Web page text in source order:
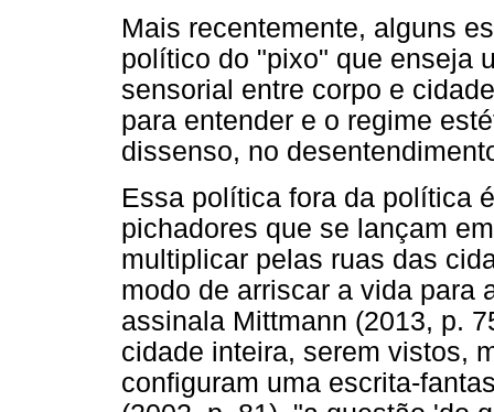
Mais recentemente, alguns
político do "pixo" que enseja
sensorial entre corpo e
para entender e o regime
dissenso, no
Essa política fora da política
pichadores que se lançam
multiplicar pelas ruas das
modo de arriscar a vida para
assinala Mittmann (2013, p.
cidade inteira, serem vistos,
conﬁguram uma escrita-